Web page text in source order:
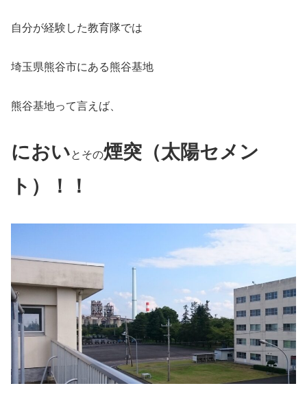
自分が経験した教育隊では
埼玉県熊谷市にある熊谷基地
熊谷基地って言えば、
においとその煙突（太陽セメン
ト）！！